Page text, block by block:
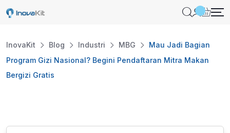
Skip
InovaKit Blog Industri MBG
Mau Jadi Bagian
Program Gizi Nasional? Begini Pendaftaran Mitra Makan
Bergizi Gratis